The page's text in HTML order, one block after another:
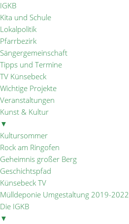
IGKB
Kita und Schule
Lokalpolitik
Pfarrbezirk
Sängergemeinschaft
Tipps und Termine
TV Künsebeck
Wichtige Projekte
Veranstaltungen
Kunst & Kultur
▼
Kultursommer
Rock am Ringofen
Geheimnis großer Berg
Geschichtspfad
Künsebeck TV
Mülldeponie Umgestaltung 2019-2022
Die IGKB
▼